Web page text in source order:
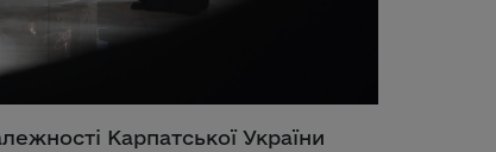
Карпатської України